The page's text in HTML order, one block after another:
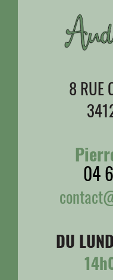
8 RUE
04
DU